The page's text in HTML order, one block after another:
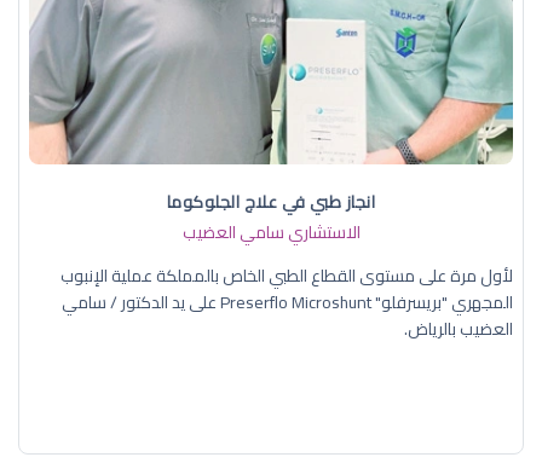
انجاز طبي في علاج الجلوكوما
الاستشاري سامي العضيب
لأول مرة على مستوى القطاع الطبي الخاص بالمملكة عملية الإنبوب
المجهري "بريسرفلو" Preserflo Microshunt على يد الدكتور / سامي
العضيب بالرياض.